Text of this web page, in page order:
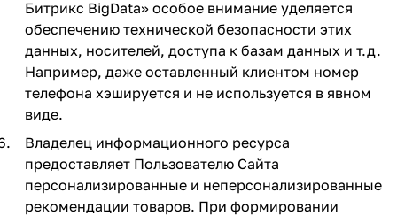
Битрикс BigData» особое внимание уделяется
обеспечению технической безопасности этих
данных, носителей, доступа к базам данных и т.д.
Например, даже оставленный клиентом номер
телефона хэшируется и не используется в явном
виде.
Владелец информационного ресурса
предоставляет Пользователю Сайта
персонализированные и неперсонализированные
рекомендации товаров. При формировании